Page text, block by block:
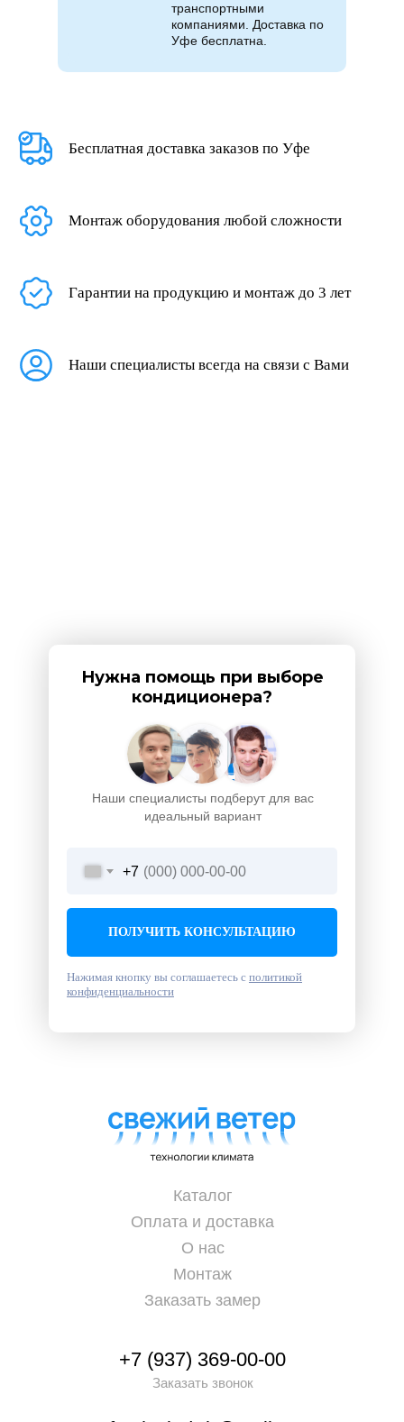
транспортными
компаниями. Доставка по
Уфе бесплатна.
Бесплатная доставка заказов по Уфе
Монтаж оборудования любой сложности
Гарантии на продукцию и монтаж до 3 лет
Наши специалисты всегда на связи с Вами
Наши специалисты подберут для вас
идеальный вариант
Нужна помощь при выборе
кондиционера?
+7
ПОЛУЧИТЬ КОНСУЛЬТАЦИЮ
Нажимая кнопку вы соглашаетесь с политикой
конфиденциальности
+7 (937) 369-00-00
Заказать звонок
Каталог
Оплата и доставка
О нас
Монтаж
Заказать замер